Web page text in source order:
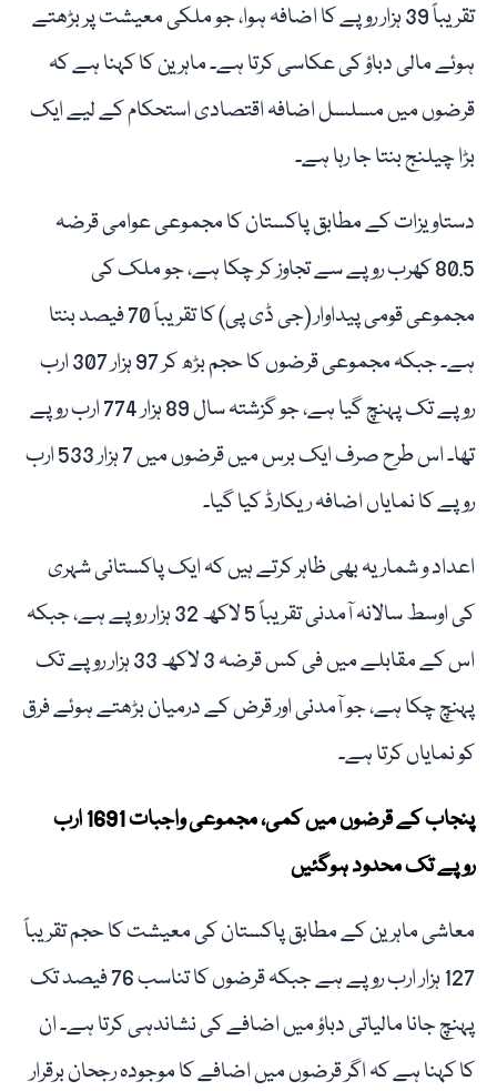
تقریباً 39 ہزار روپے کا اضافہ ہوا، جو ملکی معیشت پر بڑھتے
ہوئے مالی دباؤ کی عکاسی کرتا ہے۔ ماہرین کا کہنا ہے کہ
قرضوں میں مسلسل اضافہ اقتصادی استحکام کے لیے ایک
بڑا چیلنج بنتا جا رہا ہے۔
دستاویزات کے مطابق پاکستان کا مجموعی عوامی قرضہ
80.5 کھرب روپے سے تجاوز کر چکا ہے، جو ملک کی
مجموعی قومی پیداوار (جی ڈی پی) کا تقریباً 70 فیصد بنتا
ہے۔ جبکہ مجموعی قرضوں کا حجم بڑھ کر 97 ہزار 307 ارب
روپے تک پہنچ گیا ہے، جو گزشتہ سال 89 ہزار 774 ارب روپے
تھا۔ اس طرح صرف ایک برس میں قرضوں میں 7 ہزار 533 ارب
روپے کا نمایاں اضافہ ریکارڈ کیا گیا۔
اعداد و شمار یہ بھی ظاہر کرتے ہیں کہ ایک پاکستانی شہری
کی اوسط سالانہ آمدنی تقریباً 5 لاکھ 32 ہزار روپے ہے، جبکہ
اس کے مقابلے میں فی کس قرضہ 3 لاکھ 33 ہزار روپے تک
پہنچ چکا ہے، جو آمدنی اور قرض کے درمیان بڑھتے ہوئے فرق
کو نمایاں کرتا ہے۔
پنجاب کے قرضوں میں کمی، مجموعی واجبات 1691 ارب
روپے تک محدود ہوگئیں
معاشی ماہرین کے مطابق پاکستان کی معیشت کا حجم تقریباً
127 ہزار ارب روپے ہے جبکہ قرضوں کا تناسب 76 فیصد تک
پہنچ جانا مالیاتی دباؤ میں اضافے کی نشاندہی کرتا ہے۔ ان
کا کہنا ہے کہ اگر قرضوں میں اضافے کا موجودہ رجحان برقرار